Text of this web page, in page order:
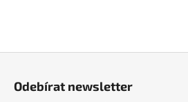
Odebírat newsletter